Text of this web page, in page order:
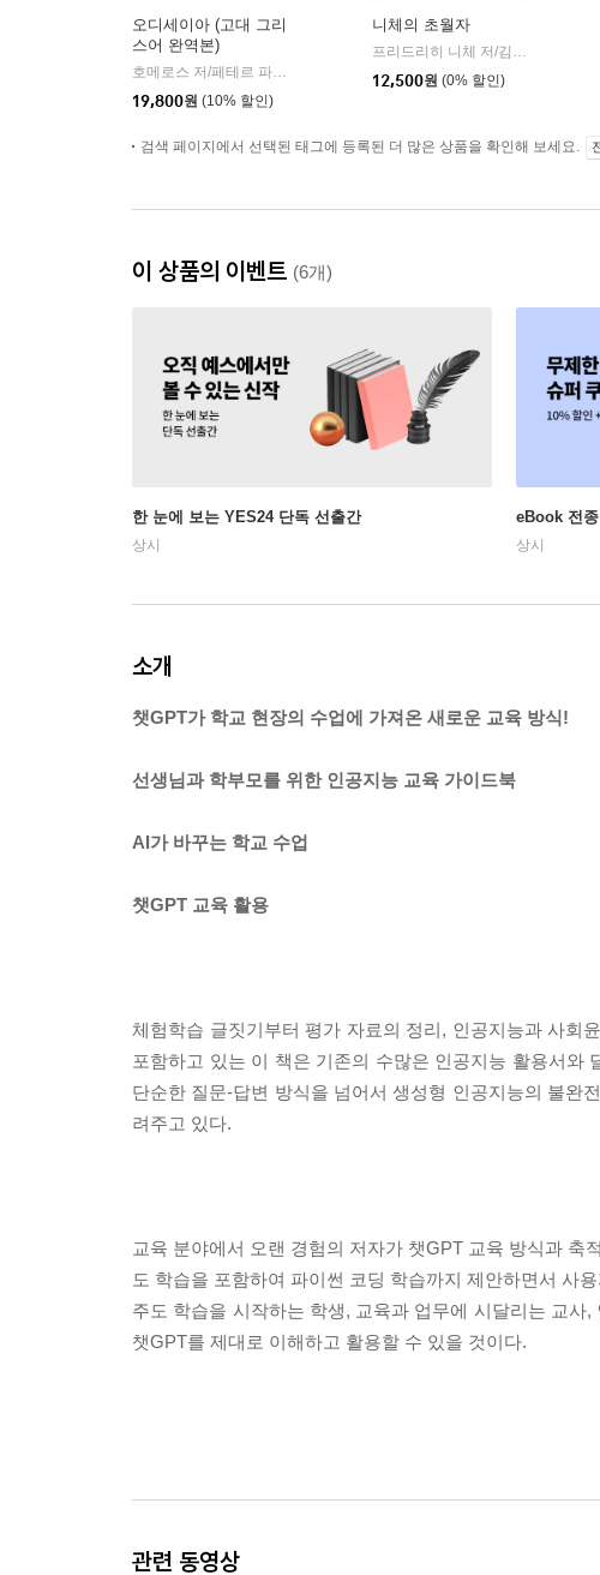
오디세이아 (고대 그리
스어 완역본)
| 현대지성
19,800원 (10% 할인)
니체의 초월자
12,500원 (0% 할인)
검색 페이지에서 선택된 태그에 등록된 더 많은 상품을 확인해 보세요.
이 상품의 이벤트 (6개)
한 눈에 보는 YES24 단독 선출간
상시
eBook 전
상시
소개
챗GPT가 학교 현장의 수업에 가져온 새로운 교육 방식!
선생님과 학부모를 위한 인공지능 교육 가이드북
AI가 바꾸는 학교 수업
챗GPT 교육 활용
체험학습 글짓기부터 평가 자료의 정리, 인공지능과 사회
포함하고 있는 이 책은 기존의 수많은 인공지능 활용서와
단순한 질문-답변 방식을 넘어서 생성형 인공지능의 불완
려주고 있다.
교육 분야에서 오랜 경험의 저자가 챗GPT 교육 방식과
도 학습을 포함하여 파이썬 코딩 학습까지 제안하면서 사
주도 학습을 시작하는 학생, 교육과 업무에 시달리는 교
챗GPT를 제대로 이해하고 활용할 수 있을 것이다.
관련 동영상